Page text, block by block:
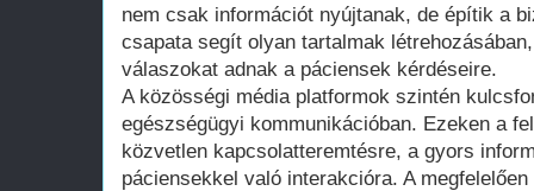
nem csak információt nyújtanak, de építik a
csapata segít olyan tartalmak
válaszokat adnak a páciensek kérdéseire.
A közösségi média platformok szintén
egészségügyi kommunikációban. Ezeken a
közvetlen kapcsolatteremtésre, a gyors
páciensekkel való interakcióra. A